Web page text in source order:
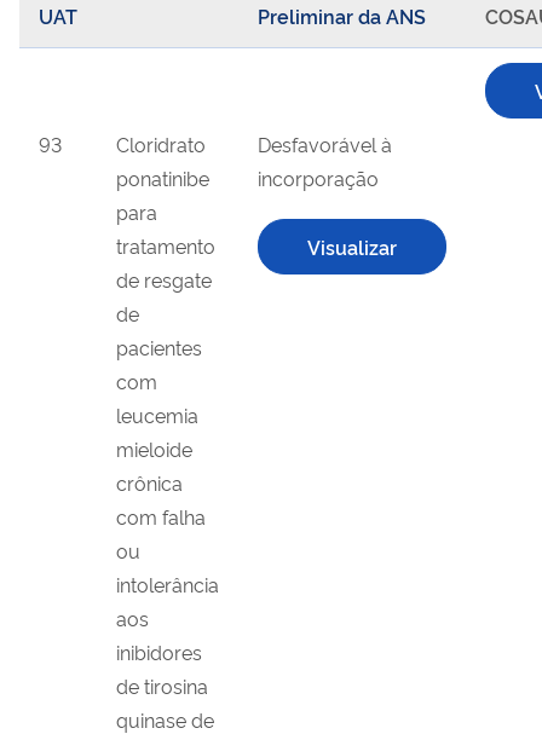
UAT
Preliminar da ANS
93
Cloridrato
ponatinibe
para
tratamento
de resgate
de
pacientes
com
leucemia
mieloide
crônica
com falha
ou
intolerância
aos
inibidores
de tirosina
quinase de
Desfavorável à
incorporação
Visualizar